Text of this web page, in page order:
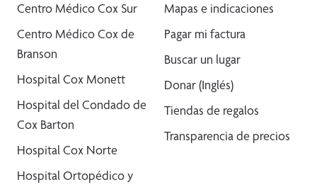
Centro Médico Cox Sur
Centro Médico Cox de
Branson
Hospital Cox Monett
Hospital del Condado de
Cox Barton
Hospital Cox Norte
Hospital Ortopédico y
Mapas e indicaciones
Pagar mi factura
Buscar un lugar
Donar (Inglés)
Tiendas de regalos
Transparencia de precios